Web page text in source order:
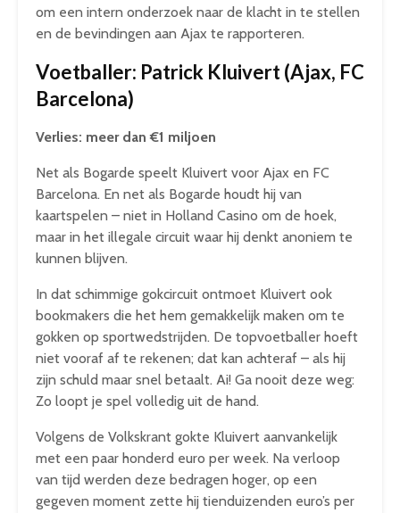
om een intern onderzoek naar de klacht in te stellen
en de bevindingen aan Ajax te rapporteren.
Voetballer: Patrick Kluivert (Ajax, FC
Barcelona)
Verlies: meer dan €1 miljoen
Net als Bogarde speelt Kluivert voor Ajax en FC
Barcelona. En net als Bogarde houdt hij van
kaartspelen – niet in Holland Casino om de hoek,
maar in het illegale circuit waar hij denkt anoniem te
kunnen blijven.
In dat schimmige gokcircuit ontmoet Kluivert ook
bookmakers die het hem gemakkelijk maken om te
gokken op sportwedstrijden. De topvoetballer hoeft
niet vooraf af te rekenen; dat kan achteraf – als hij
zijn schuld maar snel betaalt. Ai! Ga nooit deze weg:
Zo loopt je spel volledig uit de hand.
Volgens de Volkskrant gokte Kluivert aanvankelijk
met een paar honderd euro per week. Na verloop
van tijd werden deze bedragen hoger, op een
gegeven moment zette hij tienduizenden euro’s per